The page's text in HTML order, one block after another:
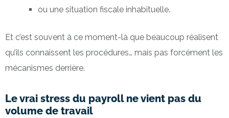
ou une situation fiscale inhabituelle.
Et c’est souvent à ce moment-là que beaucoup réalisent
qu’ils connaissent les procédures… mais pas forcément les
mécanismes derrière.
Le vrai stress du payroll ne vient pas du
volume de travail